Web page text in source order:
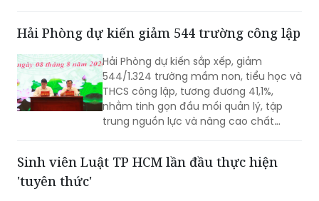
đến việc đổ, chôn lấp trái phép hơn
Hải Phòng dự kiến giảm 544 trường công lập
Hải Phòng dự kiến sắp xếp, giảm
544/1.324 trường mầm non, tiểu học và
THCS công lập, tương đương 41,1%,
nhằm tinh gọn đầu mối quản lý, tập
trung nguồn lực và nâng cao chất
Sinh viên Luật TP HCM lần đầu thực hiện
'tuyên thức'